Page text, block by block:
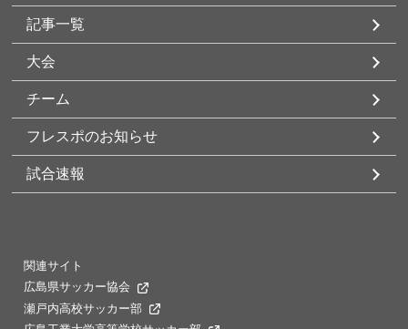
記事一覧
大会
チーム
フレスポのお知らせ
試合速報
関連サイト
広島県サッカー協会
瀬戸内高校サッカー部